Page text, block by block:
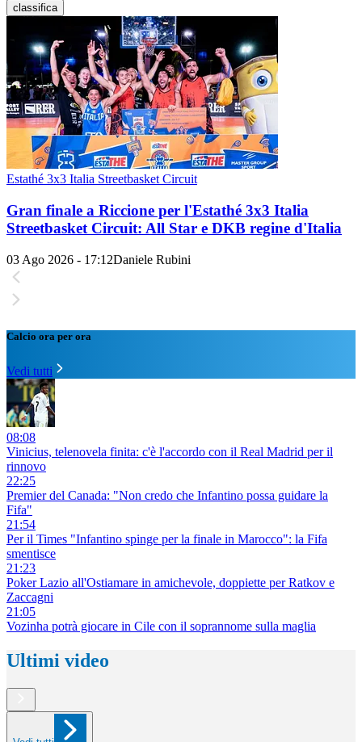
classifica
Estathé 3x3 Italia Streetbasket Circuit
Gran finale a Riccione per l'Estathé 3x3 Italia
Streetbasket Circuit: All Star e DKB regine d'Italia
03 Ago 2026 - 17:12Daniele Rubini
Calcio ora per ora
Vedi tutti
08:08
Vinicius, telenovela finita: c'è l'accordo con il Real Madrid per il
rinnovo
22:25
Premier del Canada: "Non credo che Infantino possa guidare la
Fifa"
21:54
Per il Times "Infantino spinge per la finale in Marocco": la Fifa
smentisce
21:23
Poker Lazio all'Ostiamare in amichevole, doppiette per Ratkov e
Zaccagni
21:05
Vozinha potrà giocare in Cile con il soprannome sulla maglia
Ultimi video